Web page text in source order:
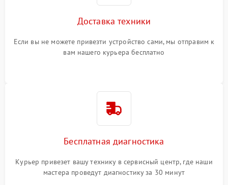
Доставка техники
Если вы не можете привезти устройство сами, мы отправим к
вам нашего курьера бесплатно
Бесплатная диагностика
Курьер привезет вашу технику в сервисный центр, где наши
мастера проведут диагностику за 30 минут